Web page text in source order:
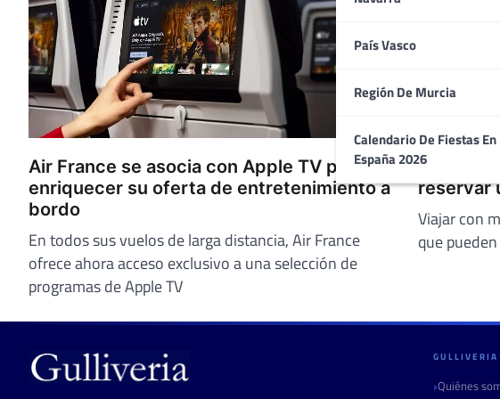
País Vasco
Región De Murcia
Calendario De Fiestas En
España 2026
Air France se asocia con Apple TV para
enriquecer su oferta de entretenimiento a
bordo
En todos sus vuelos de larga distancia, Air France
ofrece ahora acceso exclusivo a una selección de
programas de Apple TV
Viajar
reservar
Viajar con
que
GULLIVERIA
Quiénes